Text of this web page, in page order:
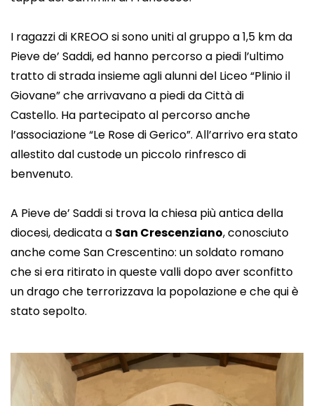
I ragazzi di KREOO si sono uniti al gruppo a 1,5 km da
Pieve de’ Saddi, ed hanno percorso a piedi l’ultimo
tratto di strada insieme agli alunni del Liceo “Plinio il
Giovane” che arrivavano a piedi da Città di
Castello. Ha partecipato al percorso anche
l’associazione “Le Rose di Gerico”. All’arrivo era stato
allestito dal custode un piccolo rinfresco di
benvenuto.
A Pieve de’ Saddi si trova la chiesa più antica della
diocesi, dedicata a San Crescenziano, conosciuto
anche come San Crescentino: un soldato romano
che si era ritirato in queste valli dopo aver sconfitto
un drago che terrorizzava la popolazione e che qui è
stato sepolto.